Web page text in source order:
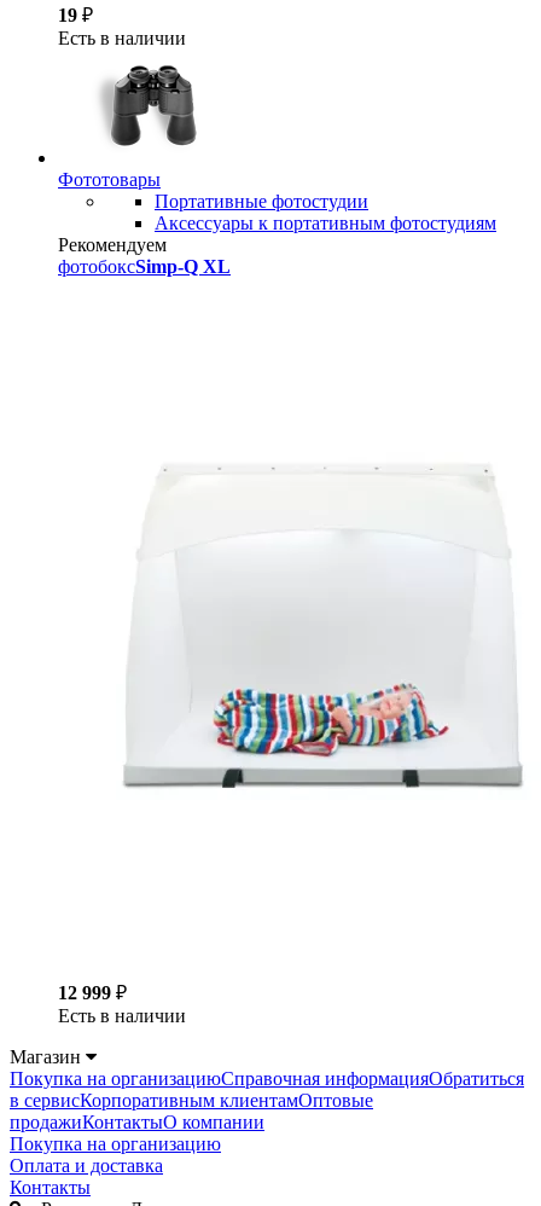
19 ₽
Есть в наличии
Фототовары
Портативные фотостудии
Аксессуары к портативным фотостудиям
Рекомендуем
фотобоксSimp-Q XL
12 999 ₽
Есть в наличии
Магазин
Покупка на организациюСправочная информацияОбратиться
в сервисКорпоративным клиентамОптовые
продажиКонтактыО компании
Покупка на организацию
Оплата и доставка
Контакты